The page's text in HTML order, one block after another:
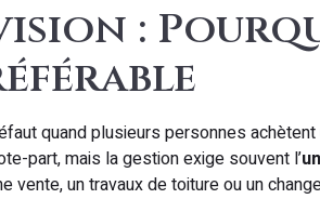
:
quand plusieurs personnes
part, mais la gestion exige souvent l’
vente, un travaux de toiture ou un